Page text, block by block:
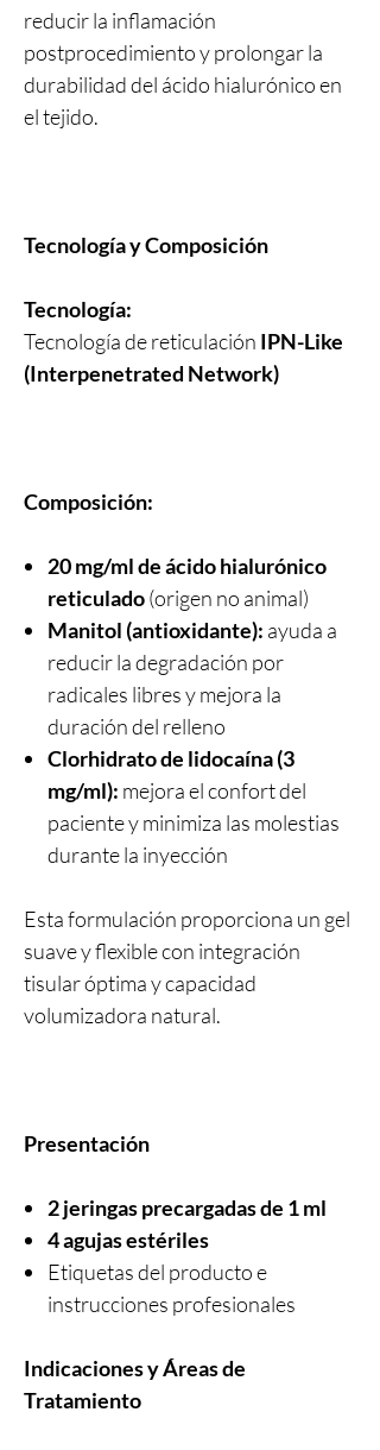
reducir la inflamación
postprocedimiento y prolongar la
durabilidad del ácido hialurónico en
el tejido.
Tecnología y Composición
Tecnología:
Tecnología de reticulación IPN-Like
(Interpenetrated Network)
Composición:
20 mg/ml de ácido hialurónico
reticulado(origen no animal)
Manitol (antioxidante): ayuda a
reducir la degradación por
radicales libres y mejora la
duración del relleno
Clorhidrato de lidocaína (3
mg/ml): mejora el confort del
paciente y minimiza las molestias
durante la inyección
Esta formulación proporciona un gel
suave y flexible con integración
tisular óptima y capacidad
volumizadora natural.
Presentación
2 jeringas precargadas de 1 ml
4 agujas estériles
Etiquetas del producto e
instrucciones profesionales
Indicaciones y Áreas de
Tratamiento